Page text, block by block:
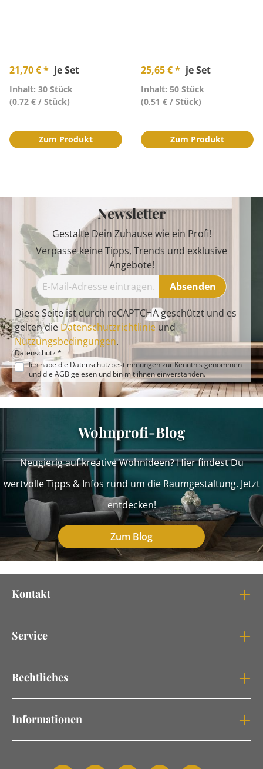
21,70 € * je Set
Inhalt: 30 Stück
(0,72 € / Stück)
Zum Produkt
25,65 € * je Set
Inhalt: 50 Stück
(0,51 € / Stück)
Zum Produkt
Newsletter
Gestalte Dein Zuhause wie ein Profi!
Verpasse keine Tipps, Trends und exklusive
Angebote!
Absenden
Diese Seite ist durch reCAPTCHA geschützt und es
gelten die Datenschutzrichtlinie und
Nutzungsbedingungen.
Datenschutz *
Ich habe die Datenschutzbestimmungenzur Kenntnis genommen
und die AGB gelesen und bin mit ihnen einverstanden.
Wohnprofi-Blog
Neugierig auf kreative Wohnideen? Hier findest Du
wertvolle Tipps & Infos rund um die Raumgestaltung. Jetzt
entdecken!
Zum Blog
Kontakt
Service
Rechtliches
Informationen